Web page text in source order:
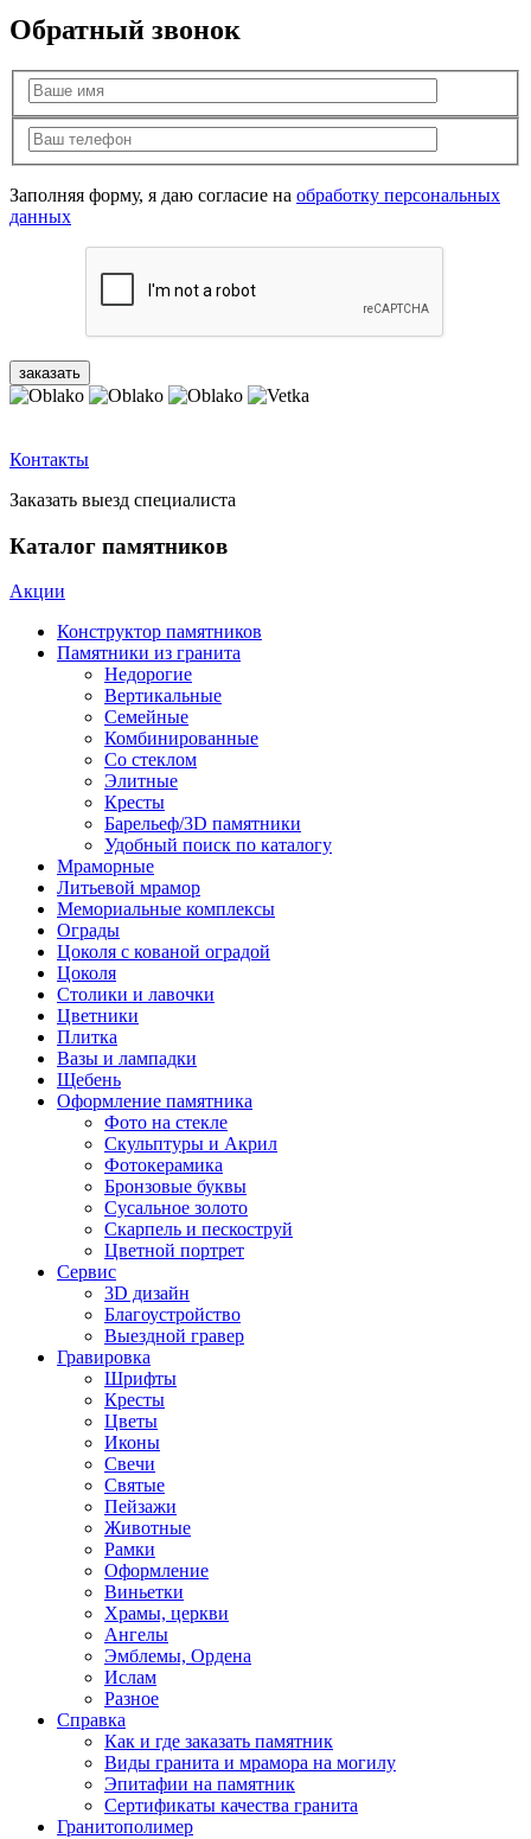
Обратный звонок
Заполняя форму, я даю согласие на обработку персональных
данных
Контакты
Заказать выезд специалиста
Каталог памятников
Акции
Конструктор памятников
Памятники из гранита
Недорогие
Вертикальные
Семейные
Комбинированные
Со стеклом
Элитные
Кресты
Барельеф/3D памятники
Удобный поиск по каталогу
Мраморные
Литьевой мрамор
Мемориальные комплексы
Ограды
Цоколя с кованой оградой
Цоколя
Столики и лавочки
Цветники
Плитка
Вазы и лампадки
Щебень
Оформление памятника
Фото на стекле
Скульптуры и Акрил
Фотокерамика
Бронзовые буквы
Сусальное золото
Скарпель и пескоструй
Цветной портрет
Сервис
3D дизайн
Благоустройство
Выездной гравер
Гравировка
Шрифты
Кресты
Цветы
Иконы
Свечи
Святые
Пейзажи
Животные
Рамки
Оформление
Виньетки
Храмы, церкви
Ангелы
Эмблемы, Ордена
Ислам
Разное
Справка
Как и где заказать памятник
Виды гранита и мрамора на могилу
Эпитафии на памятник
Сертификаты качества гранита
Гранитополимер